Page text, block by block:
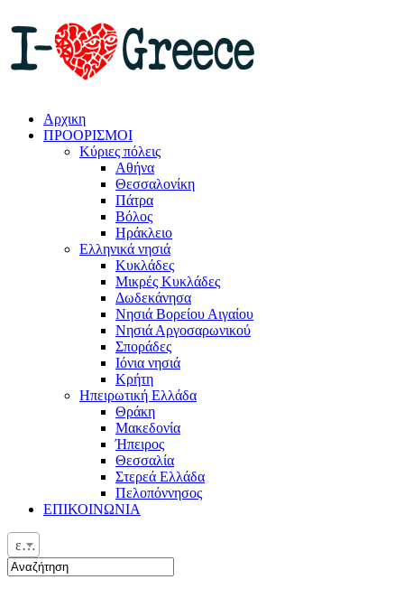
Αρχικη
ΠΡΟΟΡΙΣΜΟΙ
Κύριες πόλεις
Αθήνα
Θεσσαλονίκη
Πάτρα
Βόλος
Ηράκλειο
Ελληνικά νησιά
Κυκλάδες
Μικρές Κυκλάδες
Δωδεκάνησα
Νησιά Βορείου Αιγαίου
Νησιά Αργοσαρωνικού
Σποράδες
Ιόνια νησιά
Κρήτη
Ηπειρωτική Ελλάδα
Θράκη
Μακεδονία
Ήπειρος
Θεσσαλία
Στερεά Ελλάδα
Πελοπόννησος
ΕΠΙΚΟΙΝΩΝΙΑ
ελ